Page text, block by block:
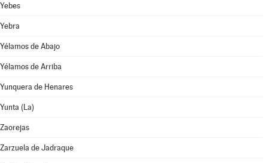
Yebes
Yebra
Yélamos de Abajo
Yélamos de Arriba
Yunquera de Henares
Yunta (La)
Zaorejas
Zarzuela de Jadraque